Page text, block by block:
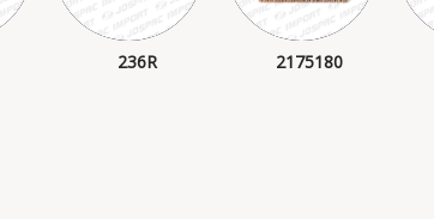
236R 2175180